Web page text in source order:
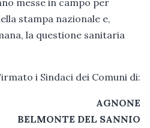
stampa nazionale e,
la questione sanitaria
i Sindaci dei Comuni di:
AGNONE
BELMONTE DEL SANNIO